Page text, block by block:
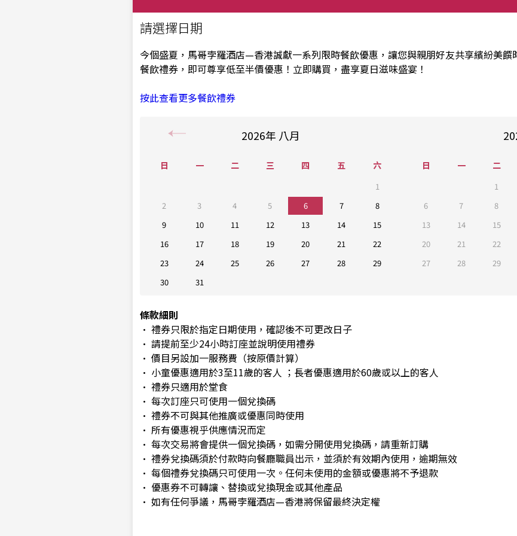
請選擇日期
今個盛夏，馬哥孛羅酒店—香港誠獻一系列限時餐飲優惠，讓您與親朋好友共享繽紛美饌
餐飲禮券，即可尊享低至半價優惠！立即購買，盡享夏日滋味盛宴！
按此查看更多餐飲禮券
2026年 八月
日 一 二 三 四 五 六
1
2
3 4 5 6 7
8
9
10 11 12 13 14
15
16
17 18 19 20 21
22
23
24 25 26 27 28
29
30
31
日 一 二
1
6
7 8
13
14 15
20
21 22
27
28 29
條款細則
• 禮券只限於指定日期使用，確認後不可更改日子
• 請提前至少24小時訂座並說明使用禮券
• 價目另設加一服務費（按原價計算）
• 小童優惠適用於3至11歲的客人 ；長者優惠適用於60歲或以上的客人
• 禮券只適用於堂食
• 每次訂座只可使用一個兌換碼
• 禮券不可與其他推廣或優惠同時使用
• 所有優惠視乎供應情況而定
• 每次交易將會提供一個兌換碼，如需分開使用兌換碼，請重新訂購
• 禮券兌換碼須於付款時向餐廳職員出示，並須於有效期內使用，逾期無效
• 每個禮券兌換碼只可使用一次。任何未使用的金額或優惠將不予退款
• 優惠券不可轉讓、替換或兌換現金或其他產品
• 如有任何爭議，馬哥孛羅酒店—香港將保留最終決定權